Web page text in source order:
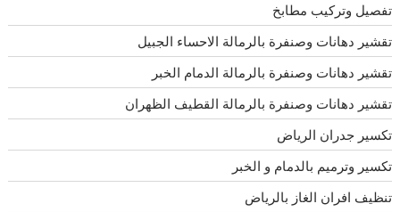
تفصيل وتركيب مطابخ
تقشير دهانات وصنفرة بالرمالة الاحساء الجبيل
تقشير دهانات وصنفرة بالرمالة الدمام الخبر
تقشير دهانات وصنفرة بالرمالة القطيف الظهران
تكسير جدران الرياض
تكسير وترميم بالدمام و الخبر
تنظيف افران الغاز بالرياض